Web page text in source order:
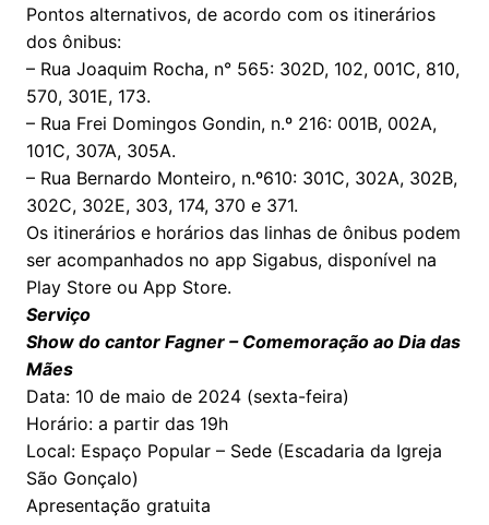
Pontos alternativos, de acordo com os itinerários
dos ônibus:
– Rua Joaquim Rocha, n° 565: 302D, 102, 001C, 810,
570, 301E, 173.
– Rua Frei Domingos Gondin, n.º 216: 001B, 002A,
101C, 307A, 305A.
– Rua Bernardo Monteiro, n.º610: 301C, 302A, 302B,
302C, 302E, 303, 174, 370 e 371.
Os itinerários e horários das linhas de ônibus podem
ser acompanhados no app Sigabus, disponível na
Play Store ou App Store.
Serviço
Show do cantor Fagner – Comemoração ao Dia das
Mães
Data: 10 de maio de 2024 (sexta-feira)
Horário: a partir das 19h
Local: Espaço Popular – Sede (Escadaria da Igreja
São Gonçalo)
Apresentação gratuita